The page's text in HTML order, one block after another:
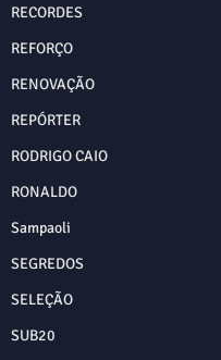
RECORDES
REFORÇO
RENOVAÇÃO
REPÓRTER
RODRIGO CAIO
RONALDO
Sampaoli
SEGREDOS
SELEÇÃO
SUB20